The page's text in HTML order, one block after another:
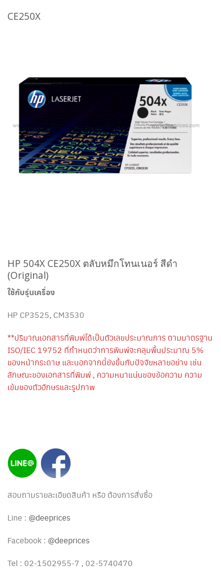
CE250X
HP 504X CE250X ตลับหมึกโทนเนอร์ สีดำ
(Original)
ใช้กับรุ่นเครื่อง
HP CP3525, CM3530
**ปริมาณเอกสารที่พิมพ์ได้เป็นตัวเลขประมาณการ ตามมาตรฐาน
ISO/IEC 19752 ที่กำหนดว่าการพิมพ์จะคลุมพื้นประมาณ 5%
ของหน้ากระดาษ และนอกจากนี้ยังขึ้นกับปัจจัยหลายอย่าง เช่น
ลักษณะของเอกสารที่พิมพ์ , ความหนาแน่นของข้อความ ความ
เข้มของตัวอักษรและรูปภาพ
สอบถามรายละเอียดสินค้า หรือ ต้องการสั่งซื้อ
Line : @deeprices
Facebook : @deeprices
Tel : 02-1502955-7 , 02-5740470